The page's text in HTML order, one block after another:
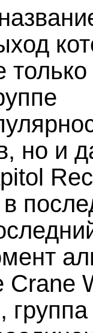
только
но и
группа